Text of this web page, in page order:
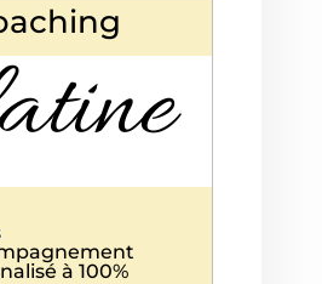
à 100%